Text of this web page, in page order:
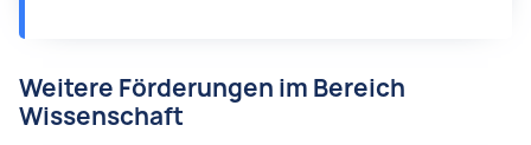
Weitere Förderungen im Bereich
Wissenschaft